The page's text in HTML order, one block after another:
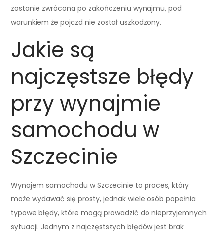
zostanie zwrócona po zakończeniu wynajmu, pod
warunkiem że pojazd nie został uszkodzony.
Jakie są
najczęstsze błędy
przy wynajmie
samochodu w
Szczecinie
Wynajem samochodu w Szczecinie to proces, który
może wydawać się prosty, jednak wiele osób popełnia
typowe błędy, które mogą prowadzić do nieprzyjemnych
sytuacji. Jednym z najczęstszych błędów jest brak